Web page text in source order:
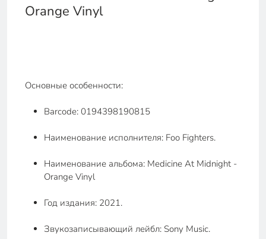
Orange Vinyl
Основные особенности:
Barcode: 0194398190815
Наименование исполнителя: Foo Fighters.
Наименование альбома: Medicine At Midnight -
Orange Vinyl
Год издания: 2021.
Звукозаписывающий лейбл: Sony Music.